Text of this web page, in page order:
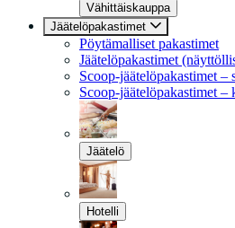
Vähittäiskauppa
Jäätelöpakastimet
Pöytämalliset pakastimet
Jäätelöpakastimet
Scoop-jäätelöpakastimet –
Scoop-jäätelöpakastimet
Jäätelö
Hotelli